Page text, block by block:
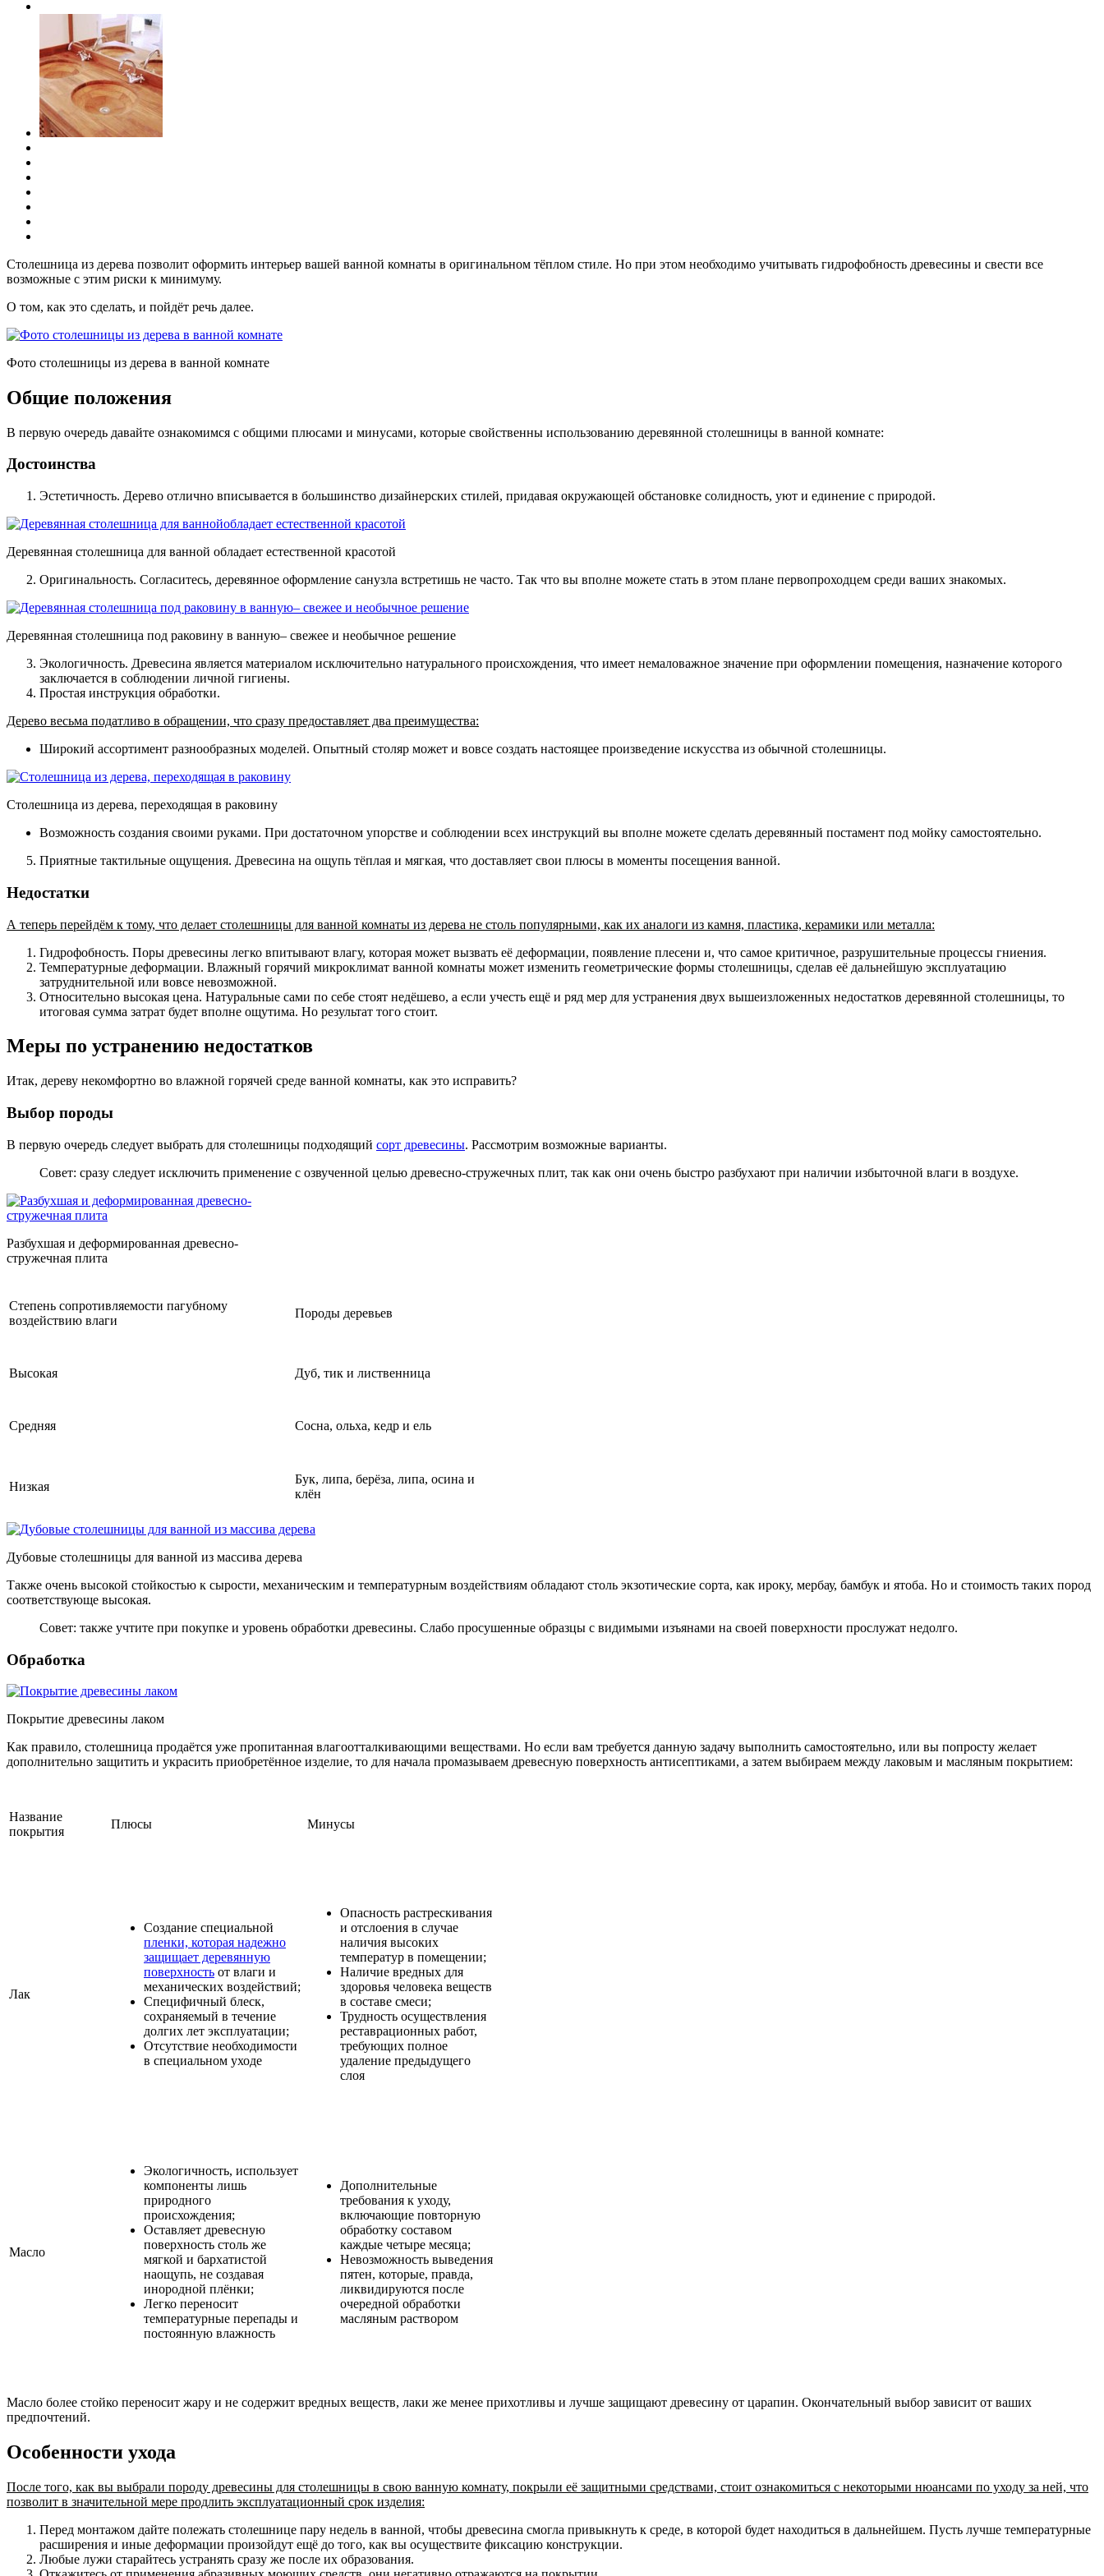
Столешница из дерева позволит оформить интерьер вашей ванной комнаты в оригинальном тёплом стиле. Но при этом необходимо учитывать гидрофобность древесины и свести все
возможные с этим риски к минимуму.
О том, как это сделать, и пойдёт речь далее.
Фото столешницы из дерева в ванной комнате
Общие положения
В первую очередь давайте ознакомимся с общими плюсами и минусами, которые свойственны использованию деревянной столешницы в ванной комнате:
Достоинства
Эстетичность. Дерево отлично вписывается в большинство дизайнерских стилей, придавая окружающей обстановке солидность, уют и единение с природой.
Деревянная столешница для ванной обладает естественной красотой
Оригинальность. Согласитесь, деревянное оформление санузла встретишь не часто. Так что вы вполне можете стать в этом плане первопроходцем среди ваших знакомых.
Деревянная столешница под раковину в ванную– свежее и необычное решение
Экологичность. Древесина является материалом исключительно натурального происхождения, что имеет немаловажное значение при оформлении помещения, назначение которого
заключается в соблюдении личной гигиены.
Простая инструкция обработки.
Дерево весьма податливо в обращении, что сразу предоставляет два преимущества:
Широкий ассортимент разнообразных моделей. Опытный столяр может и вовсе создать настоящее произведение искусства из обычной столешницы.
Столешница из дерева, переходящая в раковину
Возможность создания своими руками. При достаточном упорстве и соблюдении всех инструкций вы вполне можете сделать деревянный постамент под мойку самостоятельно.
Приятные тактильные ощущения. Древесина на ощупь тёплая и мягкая, что доставляет свои плюсы в моменты посещения ванной.
Недостатки
А теперь перейдём к тому, что делает столешницы для ванной комнаты из дерева не столь популярными, как их аналоги из камня, пластика, керамики или металла:
Гидрофобность. Поры древесины легко впитывают влагу, которая может вызвать её деформации, появление плесени и, что самое критичное, разрушительные процессы гниения.
Температурные деформации. Влажный горячий микроклимат ванной комнаты может изменить геометрические формы столешницы, сделав её дальнейшую эксплуатацию
затруднительной или вовсе невозможной.
Относительно высокая цена. Натуральные сами по себе стоят недёшево, а если учесть ещё и ряд мер для устранения двух вышеизложенных недостатков деревянной столешницы, то
итоговая сумма затрат будет вполне ощутима. Но результат того стоит.
Меры по устранению недостатков
Итак, дереву некомфортно во влажной горячей среде ванной комнаты, как это исправить?
Выбор породы
В первую очередь следует выбрать для столешницы подходящий сорт древесины. Рассмотрим возможные варианты.
Совет: сразу следует исключить применение с озвученной целью древесно-стружечных плит, так как они очень быстро разбухают при наличии избыточной влаги в воздухе.
Разбухшая и деформированная древесно-
стружечная плита
Степень сопротивляемости пагубному
воздействию влаги
Породы деревьев
Высокая Дуб, тик и лиственница
Средняя Сосна, ольха, кедр и ель
Низкая
Бук, липа, берёза, липа, осина и
клён
Дубовые столешницы для ванной из массива дерева
Также очень высокой стойкостью к сырости, механическим и температурным воздействиям обладают столь экзотические сорта, как ироку, мербау, бамбук и ятоба. Но и стоимость таких пород
соответствующе высокая.
Совет: также учтите при покупке и уровень обработки древесины. Слабо просушенные образцы с видимыми изъянами на своей поверхности прослужат недолго.
Обработка
Покрытие древесины лаком
Как правило, столешница продаётся уже пропитанная влагоотталкивающими веществами. Но если вам требуется данную задачу выполнить самостоятельно, или вы попросту желает
дополнительно защитить и украсить приобретённое изделие, то для начала промазываем древесную поверхность антисептиками, а затем выбираем между лаковым и масляным покрытием:
Название
покрытия
Плюсы Минусы
Лак
Создание специальной
пленки, которая надежно
защищает деревянную
поверхность от влаги и
механических воздействий;
Специфичный блеск,
сохраняемый в течение
долгих лет эксплуатации;
Отсутствие необходимости
в специальном уходе
Опасность растрескивания
и отслоения в случае
наличия высоких
температур в помещении;
Наличие вредных для
здоровья человека веществ
в составе смеси;
Трудность осуществления
реставрационных работ,
требующих полное
удаление предыдущего
слоя
Масло
Экологичность, использует
компоненты лишь
природного
происхождения;
Оставляет древесную
поверхность столь же
мягкой и бархатистой
наощупь, не создавая
инородной плёнки;
Легко переносит
температурные перепады и
постоянную влажность
Дополнительные
требования к уходу,
включающие повторную
обработку составом
каждые четыре месяца;
Невозможность выведения
пятен, которые, правда,
ликвидируются после
очередной обработки
масляным раствором
Масло более стойко переносит жару и не содержит вредных веществ, лаки же менее прихотливы и лучше защищают древесину от царапин. Окончательный выбор зависит от ваших
предпочтений.
Особенности ухода
После того, как вы выбрали породу древесины для столешницы в свою ванную комнату, покрыли её защитными средствами, стоит ознакомиться с некоторыми нюансами по уходу за ней, что
позволит в значительной мере продлить эксплуатационный срок изделия:
Перед монтажом дайте полежать столешнице пару недель в ванной, чтобы древесина смогла привыкнуть к среде, в которой будет находиться в дальнейшем. Пусть лучше температурные
расширения и иные деформации произойдут ещё до того, как вы осуществите фиксацию конструкции.
Любые лужи старайтесь устранять сразу же после их образования.